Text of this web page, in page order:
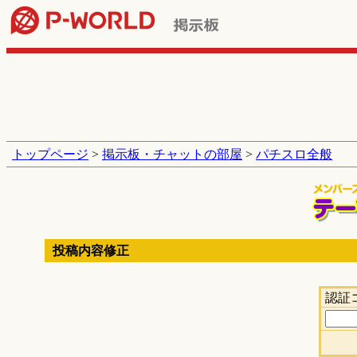
トップページ > 掲示板・チャットの部屋 > パチスロ全般
投稿内容修正
認証